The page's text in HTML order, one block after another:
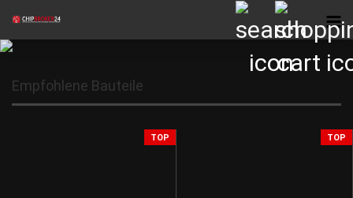
Empfohlene Bauteile
TOP TOP